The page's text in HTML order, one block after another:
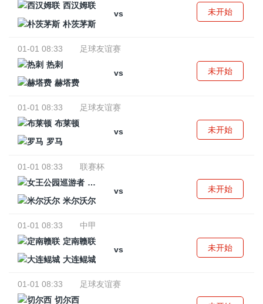
西汉姆联
vs
朴茨茅斯
未开始
01-01 08:33
足球友谊赛
热刺
vs
赫塔费
未开始
01-01 08:33
足球友谊赛
布莱顿
vs
罗马
未开始
01-01 08:33
联赛杯
女王公园巡游者
vs
米尔沃尔
未开始
01-01 08:33
中甲
定南赣联
vs
大连鲲城
未开始
01-01 08:33
足球友谊赛
切尔西